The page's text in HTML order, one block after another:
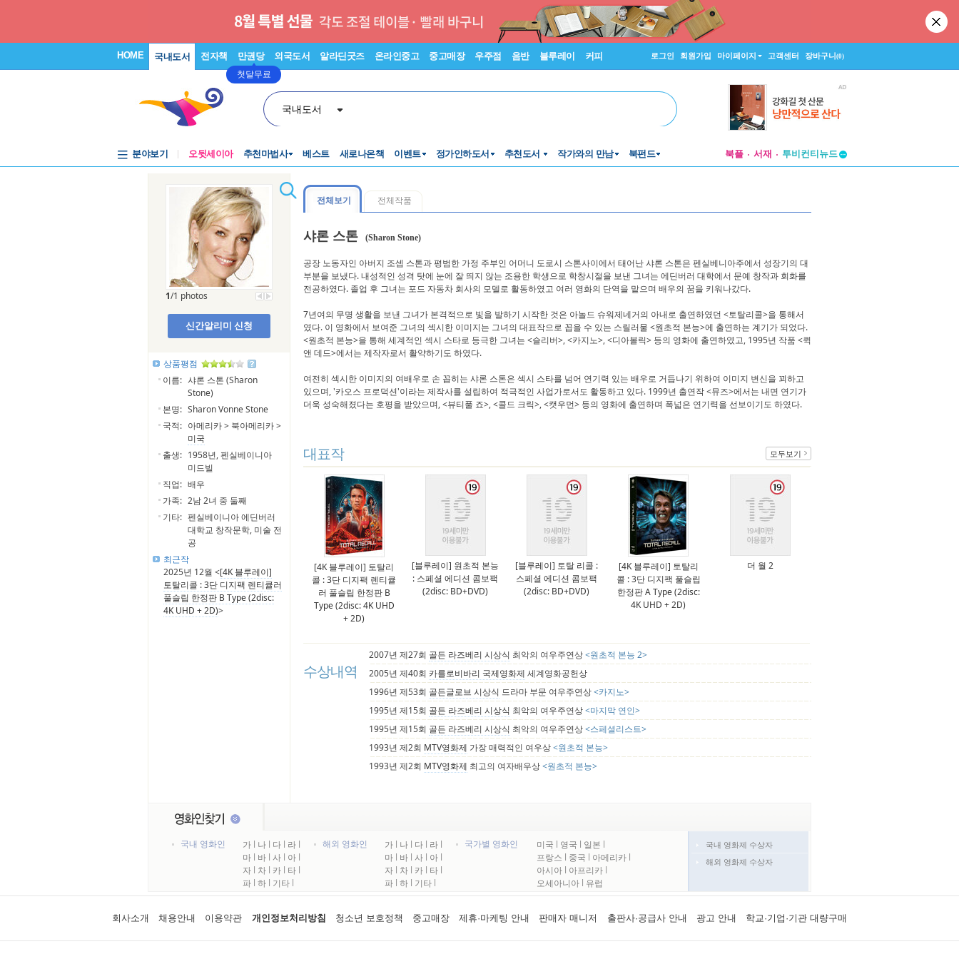
HOME 국내도서 전자책 만권당
첫달무료
외국도서 알라딘굿즈 온라인중고 중고매장 우주점 음반 블루레이 커피 로그인 회원가입 마이페이지 고객센터 장바구니(0)
국내도서
분야보기 오뒷세이아 추천마법사 베스트 새로나온책 이벤트 정가인하도서 추천도서 작가와의 만남 북펀드 북플 서재
투비컨티뉴드
1/1 photos
신간알리미 신청
상품평점
이름: 샤론 스톤 (Sharon
Stone)
본명: Sharon Vonne Stone
국적: 아메리카 > 북아메리카 >
미국
출생: 1958년, 펜실베이니아
미드빌
직업: 배우
가족: 2남 2녀 중 둘째
기타: 펜실베이니아 에딘버러
대학교 창작문학, 미술 전
공
최근작
2025년 12월 <[4K 블루레이]
토탈리콜 : 3단 디지팩 렌티큘러
풀슬립 한정판 B Type (2disc:
4K UHD + 2D)>
전체보기 전체작품
샤론 스톤 (Sharon Stone)
공장 노동자인 아버지 조셉 스톤과 평범한 가정 주부인 어머니 도로시 스톤사이에서 태어난 샤론 스톤은 펜실베니아주에서 성장기의 대
부분을 보냈다. 내성적인 성격 탓에 눈에 잘 띄지 않는 조용한 학생으로 학창시절을 보낸 그녀는 에딘버러 대학에서 문예 창작과 회화를
전공하였다. 졸업 후 그녀는 포드 자동차 회사의 모델로 활동하였고 여러 영화의 단역을 맡으며 배우의 꿈을 키워나갔다.
7년여의 무명 생활을 보낸 그녀가 본격적으로 빛을 발하기 시작한 것은 아놀드 슈워제네거의 아내로 출연하였던 <토탈리콜>을 통해서
였다. 이 영화에서 보여준 그녀의 섹시한 이미지는 그녀의 대표작으로 꼽을 수 있는 스릴러물 <원초적 본능>에 출연하는 계기가 되었다.
<원초적 본능>을 통해 세계적인 섹시 스타로 등극한 그녀는 <슬리버>, <카지노>, <디아볼릭> 등의 영화에 출연하였고, 1995년 작품 <퀵
앤 데드>에서는 제작자로서 활약하기도 하였다.
여전히 섹시한 이미지의 여배우로 손 꼽히는 샤론 스톤은 섹시 스타를 넘어 연기력 있는 배우로 거듭나기 위하여 이미지 변신을 꾀하고
있으며, '카오스 프로덕션'이라는 제작사를 설립하여 적극적인 사업가로서도 활동하고 있다. 1999년 출연작 <뮤즈>에서는 내면 연기가
더욱 성숙해졌다는 호평을 받았으며, <뷰티풀 죠>, <콜드 크릭>, <캣우먼> 등의 영화에 출연하며 폭넓은 연기력을 선보이기도 하였다.
대표작 모두보기
[4K 블루레이] 토탈리
콜 : 3단 디지팩 렌티큘
러 풀슬립 한정판 B
Type (2disc: 4K UHD
+ 2D)
[블루레이] 원초적 본능
: 스페셜 에디션 콤보팩
(2disc: BD+DVD)
[블루레이] 토탈 리콜 :
스페셜 에디션 콤보팩
(2disc: BD+DVD)
[4K 블루레이] 토탈리
콜 : 3단 디지팩 풀슬립
한정판 A Type (2disc:
4K UHD + 2D)
더 월 2
수상내역
2007년 제27회 골든 라즈베리 시상식 최악의 여우주연상<원초적 본능 2>
2005년 제40회 카를로비바리 국제영화제 세계영화공헌상
1996년 제53회 골든글로브 시상식 드라마 부문 여우주연상<카지노>
1995년 제15회 골든 라즈베리 시상식 최악의 여우주연상<마지막 연인>
1995년 제15회 골든 라즈베리 시상식 최악의 여우주연상<스페셜리스트>
1993년 제2회 MTV영화제 가장 매력적인 여우상<원초적 본능>
1993년 제2회 MTV영화제 최고의 여자배우상<원초적 본능>
국내 영화인 가 l 나 l 다 l 라 l
마 l 바 l 사 l 아 l
자 l 차 l 카 l 타 l
파 l 하 l 기타 l
해외 영화인 가 l 나 l 다 l 라 l
마 l 바 l 사 l 아 l
자 l 차 l 카 l 타 l
파 l 하 l 기타 l
국가별 영화인 미국 l 영국 l 일본 l
프랑스 l 중국 l 아메리카 l
아시아 l 아프리카 l
오세아니아 l 유럽
국내 영화제 수상자
해외 영화제 수상자
회사소개 채용안내 이용약관 개인정보처리방침 청소년 보호정책 중고매장 제휴·마케팅 안내 판매자 매니저 출판사·공급사 안내 광고 안내 학교·기업·기관 대량구매